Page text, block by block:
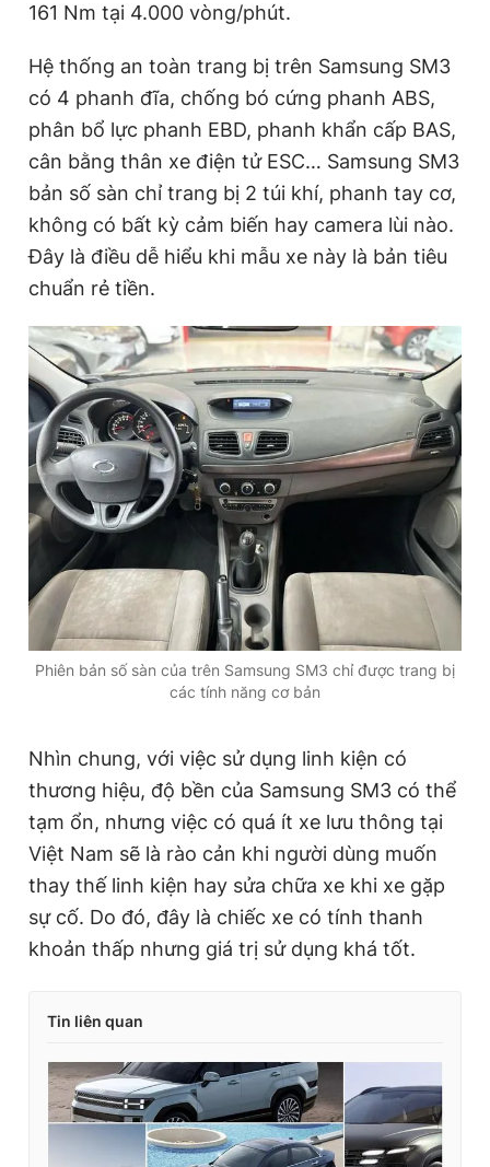
161 Nm tại 4.000 vòng/phút.
Hệ thống an toàn trang bị trên Samsung SM3
có 4 phanh đĩa, chống bó cứng phanh ABS,
phân bổ lực phanh EBD, phanh khẩn cấp BAS,
cân bằng thân xe điện tử ESC… Samsung SM3
bản số sàn chỉ trang bị 2 túi khí, phanh tay cơ,
không có bất kỳ cảm biến hay camera lùi nào.
Đây là điều dễ hiểu khi mẫu xe này là bản tiêu
chuẩn rẻ tiền.
Phiên bản số sàn của trên Samsung SM3 chỉ được trang bị
các tính năng cơ bản
Nhìn chung, với việc sử dụng linh kiện có
thương hiệu, độ bền của Samsung SM3 có thể
tạm ổn, nhưng việc có quá ít xe lưu thông tại
Việt Nam sẽ là rào cản khi người dùng muốn
thay thế linh kiện hay sửa chữa xe khi xe gặp
sự cố. Do đó, đây là chiếc xe có tính thanh
khoản thấp nhưng giá trị sử dụng khá tốt.
Tin liên quan